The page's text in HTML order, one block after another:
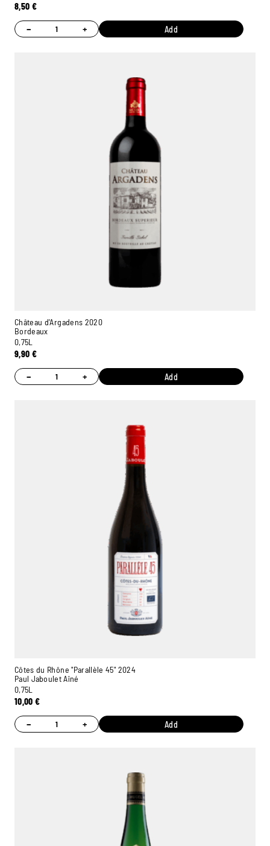
8,50 €
− + Add
Château d'Argadens 2020
Bordeaux
0,75L
9,90 €
− + Add
Côtes du Rhône "Parallèle 45" 2024
Paul Jaboulet Aîné
0,75L
10,00€
− + Add